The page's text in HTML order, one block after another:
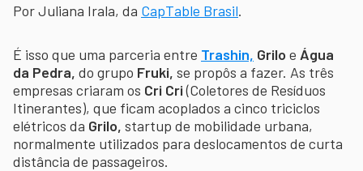
Por Juliana Irala, da CapTable Brasil.
É isso que uma parceria entre Trashin, Grilo e Água
da Pedra, do grupo Fruki, se propôs a fazer. As três
empresas criaram os Cri Cri(Coletores de Resíduos
Itinerantes), que ficam acoplados a cinco triciclos
elétricos da Grilo, startup de mobilidade urbana,
normalmente utilizados para deslocamentos de curta
distância de passageiros.